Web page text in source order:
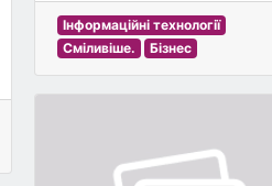
Інформаційні технології
Сміливіше.
Бізнес